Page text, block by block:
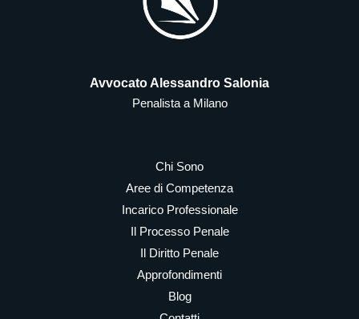
Avvocato Alessandro Salonia
Penalista a Milano
Chi Sono
Aree di Competenza
Incarico Professionale
Il Processo Penale
Il Diritto Penale
Approfondimenti
Blog